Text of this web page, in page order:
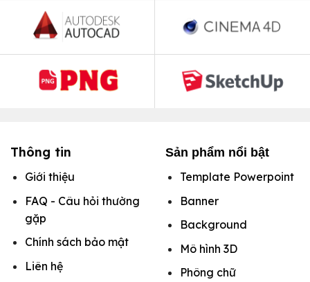
Thông tin
Giới thiệu
FAQ - Câu hỏi thường
gặp
Chính sách bảo mật
Liên hệ
Sản phẩm nổi bật
Template Powerpoint
Banner
Background
Mô hình 3D
Phông chữ